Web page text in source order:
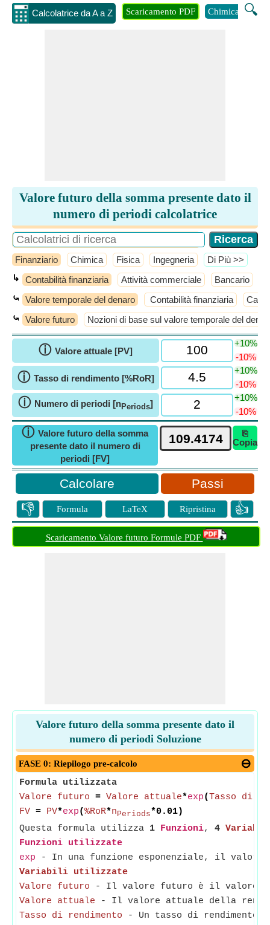
Calcolatrice da A a Z 🔍
Scaricamento PDF Chimica
Valore futuro della somma presente dato il
numero di periodi calcolatrice
Finanziario Chimica Fisica Ingegneria ​Di Più >>
↳ Contabilità finanziaria Attività commerciale Bancario
⤿ Valore temporale del denaro Contabilità finanziaria
⤿ Valore futuro Nozioni di base sul valore temporale del
ⓘ Valore attuale [PV]
+10%
-10%
ⓘ Tasso di rendimento [%RoR]
+10%
-10%
ⓘ Numero di periodi [nPeriods]
+10%
-10%
ⓘ Valore futuro della somma
presente dato il numero di
periodi [FV]
⎘
Copia
Passi
👎 Formula LaTeX Ripristina 👍
Scaricamento Valore futuro Formule PDF
Valore futuro della somma presente dato il
numero di periodi Soluzione
FASE 0: Riepilogo pre-calcolo
Formula utilizzata
Valore futuro = Valore attuale*exp(Tasso di
FV = PV*exp(%RoR*nPeriods*0.01)
Questa formula utilizza 1 Funzioni, 4
Funzioni utilizzate
exp - In una funzione esponenziale, il valore
Variabili utilizzate
Valore futuro - Il valore futuro è il valore
Valore attuale - Il valore attuale della
Tasso di rendimento - Un tasso di rendimento